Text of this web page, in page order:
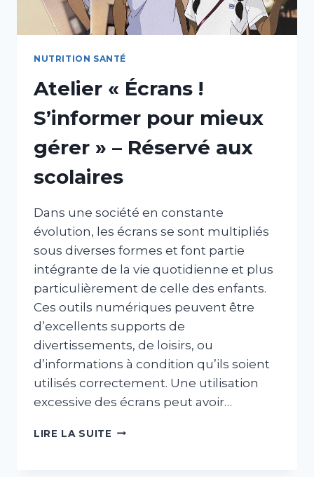
NUTRITION SANTÉ
Atelier « Écrans !
S’informer pour mieux
gérer » – Réservé aux
scolaires
Dans une société en constante
évolution, les écrans se sont multipliés
sous diverses formes et font partie
intégrante de la vie quotidienne et plus
particulièrement de celle des enfants.
Ces outils numériques peuvent être
d’excellents supports de
divertissements, de loisirs, ou
d’informations à condition qu’ils soient
utilisés correctement. Une utilisation
excessive des écrans peut avoir…
LIRE LA SUITE ATELIER